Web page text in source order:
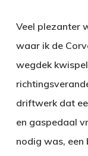
Veel plezanter
waar ik de
wegdek
driftwerk dat
en gaspedaal
nodig was, een